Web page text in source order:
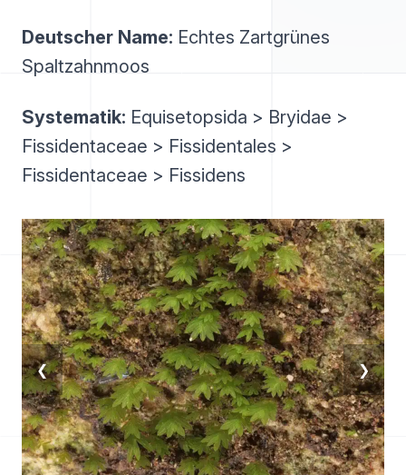
Deutscher Name: Echtes Zartgrünes
Spaltzahnmoos
Systematik: Equisetopsida > Bryidae >
Fissidentaceae > Fissidentales >
Fissidentaceae > Fissidens
❮ ❯